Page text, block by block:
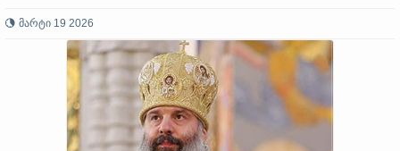
მარტი 19 2026